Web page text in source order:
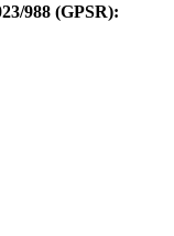
988 (GPSR):